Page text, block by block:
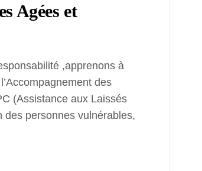
Agées et
,apprenons à
des
(Assistance aux Laissés
des personnes vulnérables,